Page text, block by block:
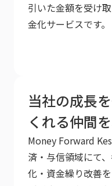
引いた金額を受け
金化サービスです。
当社の成長
くれる仲間
Money Forward
済・与信領域にて
化・資金繰り改善を